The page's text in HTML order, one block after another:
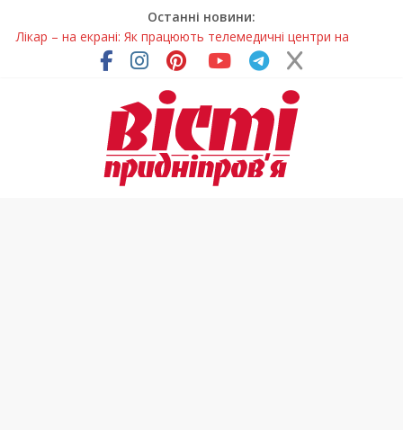
Останні новини:
Дніпропетровщині
У Дніпрі триває масштабна підготовка до опалювального
Пошуки тривають: на Дніпропетровщині досліджують місце
розташування легендарного монастиря (Фото)
Ветерани Дніпропетровщини отримують шанс на власне
Говорити про воду без паніки: чому важлива правильна